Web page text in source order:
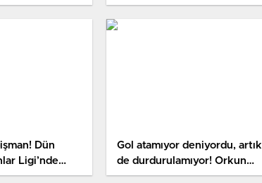
etti
döndüler
Dün
Ligi’nde
Gol atamıyor deniyordu, artık
de durdurulamıyor! Orkun
Kökçü’den son 5 maçta 5 gol